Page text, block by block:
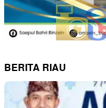
BERITA RIAU